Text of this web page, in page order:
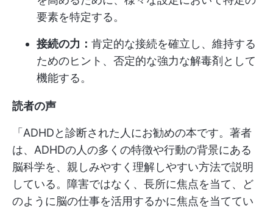
要素を特定する。
接続の力： 肯定的な接続を確立し、維持する
ためのヒント、否定的な強力な解毒剤として
機能する。
読者の声
「ADHDと診断された人にお勧めの本です。著者
は、ADHDの人の多くの特徴や行動の背景にある
脳科学を、親しみやすく理解しやすい方法で説明
している。障害ではなく、長所に焦点を当て、ど
のように脳の仕事を活用するかに焦点を当ててい